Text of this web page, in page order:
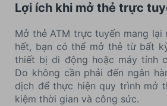
Lợi ích khi mở thẻ trực
Mở thẻ ATM trực tuyến mang lại
hết, bạn có thể mở thẻ từ bất
thiết bị di động hoặc máy tính
Do không cần phải đến ngân
dịch để thực hiện quy trình mở
kiệm thời gian và công sức.